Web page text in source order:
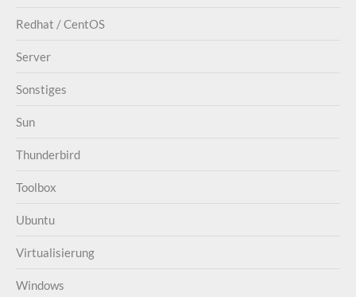
Redhat / CentOS
Server
Sonstiges
Sun
Thunderbird
Toolbox
Ubuntu
Virtualisierung
Windows